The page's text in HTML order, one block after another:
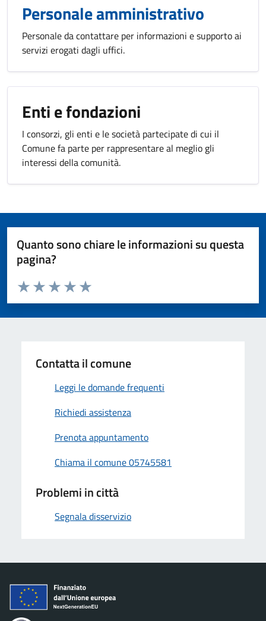
Personale amministrativo
Personale da contattare per informazioni e supporto ai
servizi erogati dagli uffici.
Enti e fondazioni
I consorzi, gli enti e le società partecipate di cui il
Comune fa parte per rappresentare al meglio gli
interessi della comunità.
Quanto sono chiare le informazioni su questa
pagina?
Valuta da 1 a 5 stelle la pagina
Valuta 5 stelle su 5
Valuta 4 stelle su 5
Valuta 3 stelle su 5
Valuta 2 stelle su 5
Valuta 1 stelle su 5
Contatta il comune
Leggi le domande frequenti
Richiedi assistenza
Prenota appuntamento
Chiama il comune 05745581
Problemi in città
Segnala disservizio